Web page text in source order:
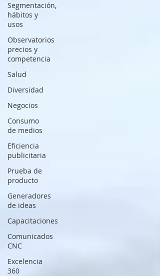
Segmentación,
hábitos y
usos
Observatorios
precios y
competencia
Salud
Diversidad
Negocios
Consumo
de medios
Eficiencia
publicitaria
Prueba de
producto
Generadores
de ideas
Capacitaciones
Comunicados
CNC
Excelencia
360